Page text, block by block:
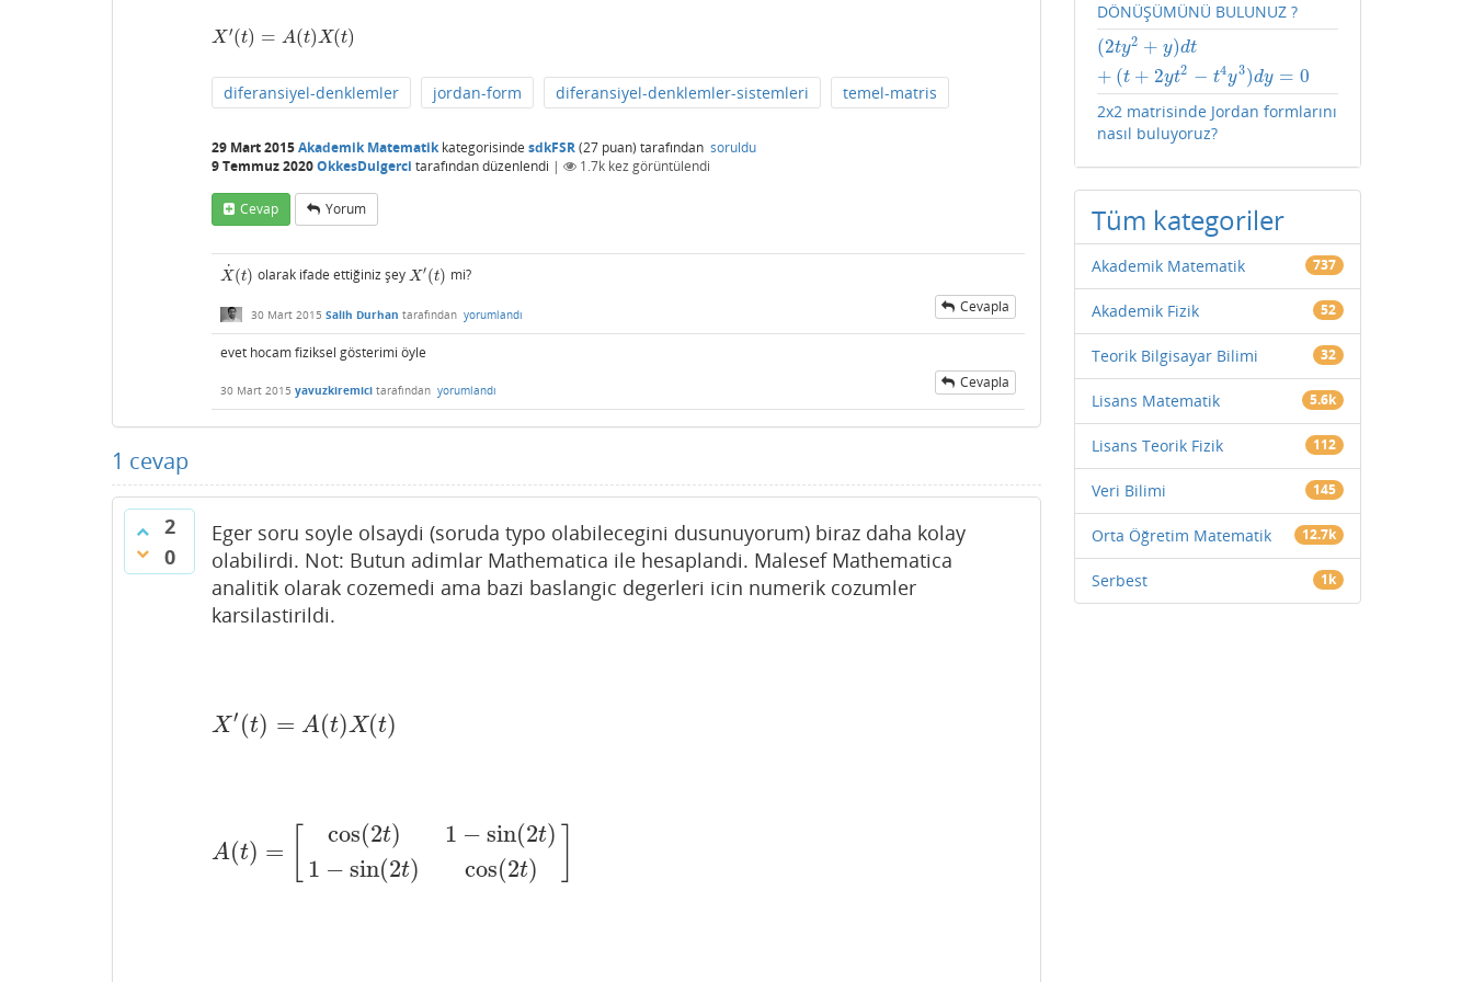
X ′(t) = A(t)X(t)
X′(t)=A t)X (t)
diferansiyel-denklemler jordan-form diferansiyel-denklemler-sistemleri temel-matris
29 Mart 2015Akademik Matematikkategorisinde sdkFSR(27 puan) tarafından soruldu
9 Temmuz 2020OkkesDulgerci tarafındandüzenlendi | 1.7k kez görüntülendi
Cevap Yorum
X
˙(t)
X˙(t) olarak ifade ettiğiniz şey X′(t)
X′(t) mi?
30 Mart 2015 Salih Durhan tarafından yorumlandı Cevapla
evet hocam fiziksel gösterimi öyle
30 Mart 2015 yavuzkiremici tarafından yorumlandı Cevapla
1 cevap
2
0
Eger soru soyle olsaydi (soruda typo olabilecegini dusunuyorum) biraz daha kolay
olabilirdi. Not: Butun adimlar Mathematica ile hesaplandi. Malesef Mathematica
analitik olarak cozemedi ama bazi baslangic degerleri icin numerik cozumler
karsilastirildi.
X′ (t) = A(t)X(t)
X′(t)=A t)X t)
A(t) =
cos(2t)
1 − sin(2t)
1 − sin(2t)
cos(2t)
A(t)=[ cos sin( t) − cos 2t)
DÖNÜŞÜMÜNÜ BULUNUZ ?
(2ty2 + y)dt
+ (t + 2yt2 − t4y3)dy = 0
(2ty2+ y)d t+(t+2
2x2 matrisinde Jordan formlarını
nasıl buluyoruz?
Tüm kategoriler
Akademik Matematik 737
Akademik Fizik 52
Teorik Bilgisayar Bilimi 32
Lisans Matematik 5.6k
Lisans Teorik Fizik 112
Veri Bilimi 145
Orta Öğretim Matematik 12.7k
Serbest 1k